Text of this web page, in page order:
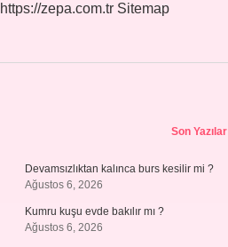
https://zepa.com.tr Sitemap
Son Yazılar
Devamsızlıktan kalınca burs kesilir mi ?
Ağustos 6, 2026
Kumru kuşu evde bakılır mı ?
Ağustos 6, 2026